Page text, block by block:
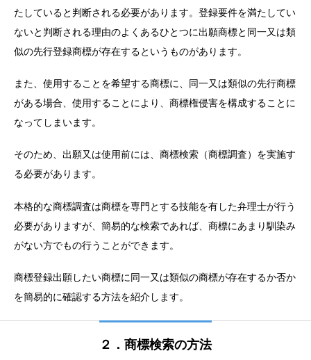
たしていると判断される必要があります。登録要件を満たしてい
ないと判断される理由のよくあるひとつに出願商標と同一又は類
似の先行登録商標が存在するというものがあります。
また、使用することを希望する商標に、同一又は類似の先行商標
がある場合、使用することにより、商標権侵害を構成することに
なってしまいます。
そのため、出願又は使用前には、商標検索（商標調査）を実施す
る必要があります。
本格的な商標調査は商標を専門とする技能を有した弁理士が行う
必要がありますが、簡易的な検索であれば、商標にあまり馴染み
がない方でもの行うことができます。
商標登録出願したい商標に同一又は類似の商標が存在するか否か
を簡易的に確認する方法を紹介します。
２．商標検索の方法